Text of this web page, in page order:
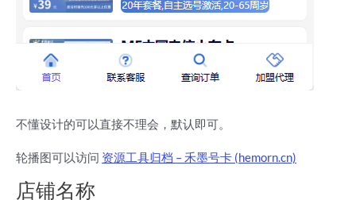
不懂设计的可以直接不理会，默认即可。
轮播图可以访问 资源工具归档 – 禾墨号卡 (hemorn.cn)
店铺名称